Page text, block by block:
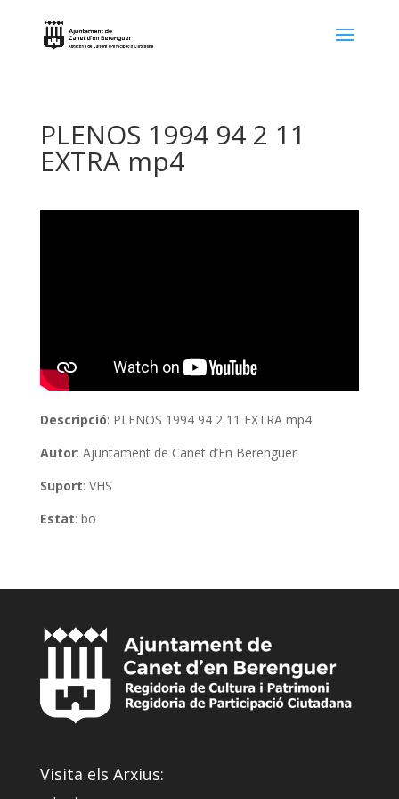
PLENOS 1994 94 2 11
EXTRA mp4
Descripció: PLENOS 1994 94 2 11 EXTRA mp4
Autor: Ajuntament de Canet d’En Berenguer
Suport: VHS
Estat: bo
Visita els Arxius: